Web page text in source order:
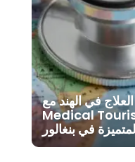
العلاج في الهند مع Gulf Corner
Medical
في بنغالور